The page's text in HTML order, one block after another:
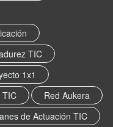
TIC
1x1
TIC
Red Aukera
de Actuación TIC